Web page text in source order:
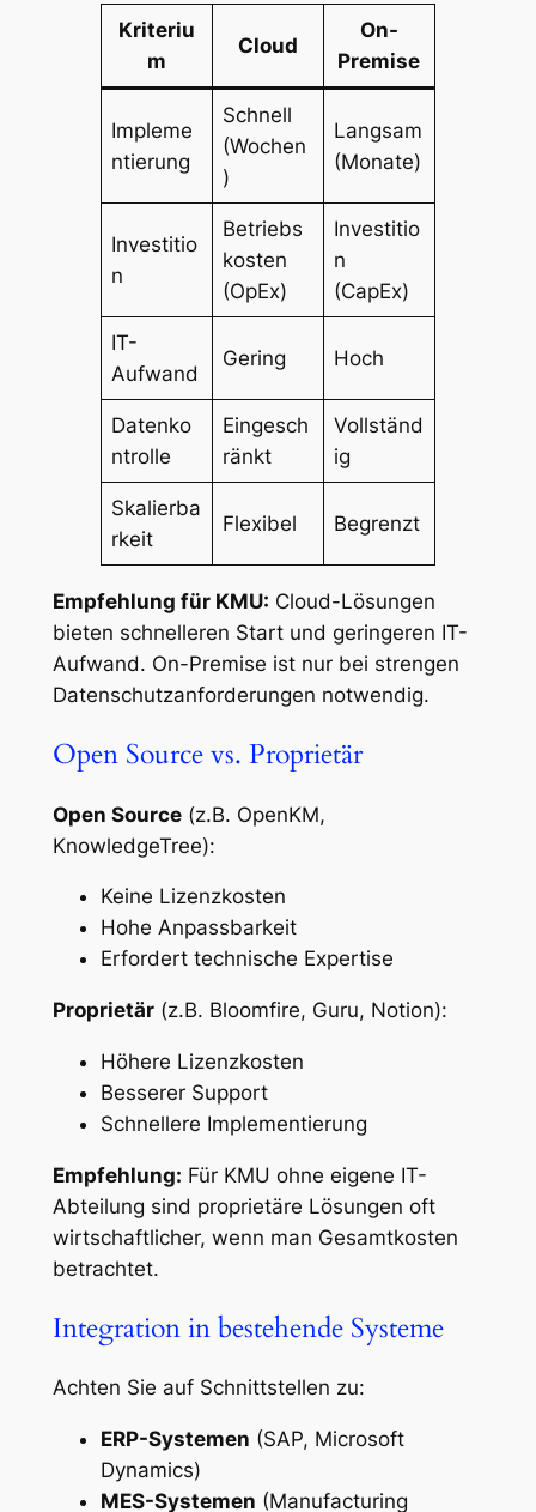
Kriteriu
m
Cloud
On-
Premise
Impleme
ntierung
Schnell
(Wochen
)
Langsam
(Monate)
Investitio
n
Betriebs
kosten
(OpEx)
Investitio
n
(CapEx)
IT-
Aufwand
Gering Hoch
Datenko
ntrolle
Eingesch
ränkt
Vollständ
ig
Skalierba
rkeit
Flexibel Begrenzt
Empfehlung für KMU: Cloud-Lösungen
bieten schnelleren Start und geringeren IT-
Aufwand. On-Premise ist nur bei strengen
Datenschutzanforderungen notwendig.
Open Source vs. Proprietär
Open Source(z.B. OpenKM,
KnowledgeTree):
Keine Lizenzkosten
Hohe Anpassbarkeit
Erfordert technische Expertise
Proprietär(z.B. Bloomfire, Guru, Notion):
Höhere Lizenzkosten
Besserer Support
Schnellere Implementierung
Empfehlung: Für KMU ohne eigene IT-
Abteilung sind proprietäre Lösungen oft
wirtschaftlicher, wenn man Gesamtkosten
betrachtet.
Integration in bestehende Systeme
Achten Sie auf Schnittstellen zu:
ERP-Systemen (SAP, Microsoft
Dynamics)
MES-Systemen (Manufacturing